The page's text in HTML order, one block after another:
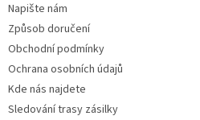
Napište nám
Způsob doručení
Obchodní podmínky
Ochrana osobních údajů
Kde nás najdete
Sledování trasy zásilky